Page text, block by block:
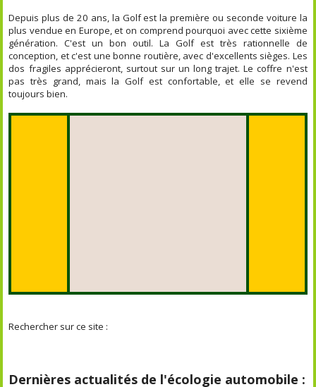
Depuis plus de 20 ans, la Golf est la première ou seconde voiture la
plus vendue en Europe, et on comprend pourquoi avec cette sixième
génération. C'est un bon outil. La Golf est très rationnelle de
conception, et c'est une bonne routière, avec d'excellents sièges. Les
dos fragiles apprécieront, surtout sur un long trajet. Le coffre n'est
pas très grand, mais la Golf est confortable, et elle se revend
toujours bien.
Rechercher sur ce site :
Dernières actualités de l'écologie automobile :